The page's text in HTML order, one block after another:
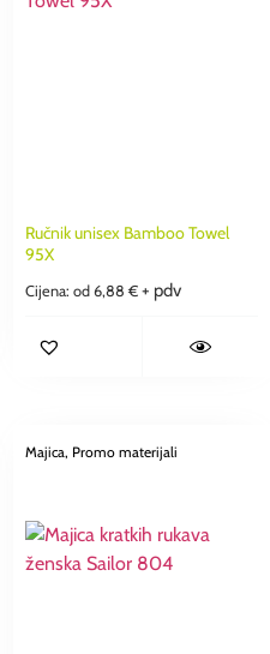
Ručnik unisex Bamboo Towel
95X
Cijena: od 6,88 € + pdv
Majica, Promo materijali